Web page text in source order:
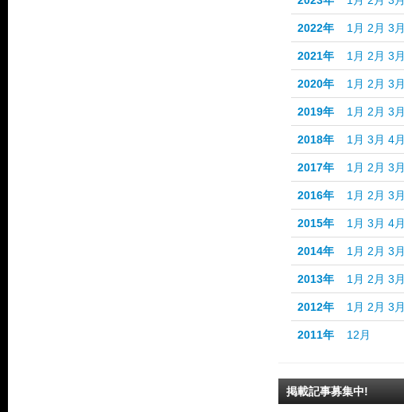
2022年 1月 2月 3月
2021年 1月 2月 3月
2020年 1月 2月 3月
2019年 1月 2月 3月
2018年 1月 3月 4月
2017年 1月 2月 3月
2016年 1月 2月 3月
2015年 1月 3月 4月
2014年 1月 2月 3月
2013年 1月 2月 3月
2012年 1月 2月 3月
2011年 12月
掲載記事募集中!